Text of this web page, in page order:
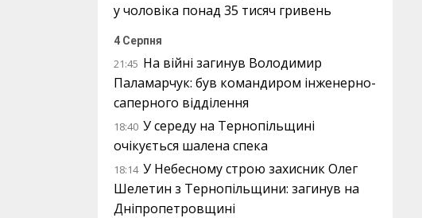
у чоловіка понад 35 тисяч гривень
4 Серпня
21:45 На війні загинув Володимир
Паламарчук: був командиром інженерно-
саперного відділення
18:40 У середу на Тернопільщині
очікується шалена спека
18:14 У Небесному строю захисник Олег
Шелетин з Тернопільщини: загинув на
Дніпропетровщині